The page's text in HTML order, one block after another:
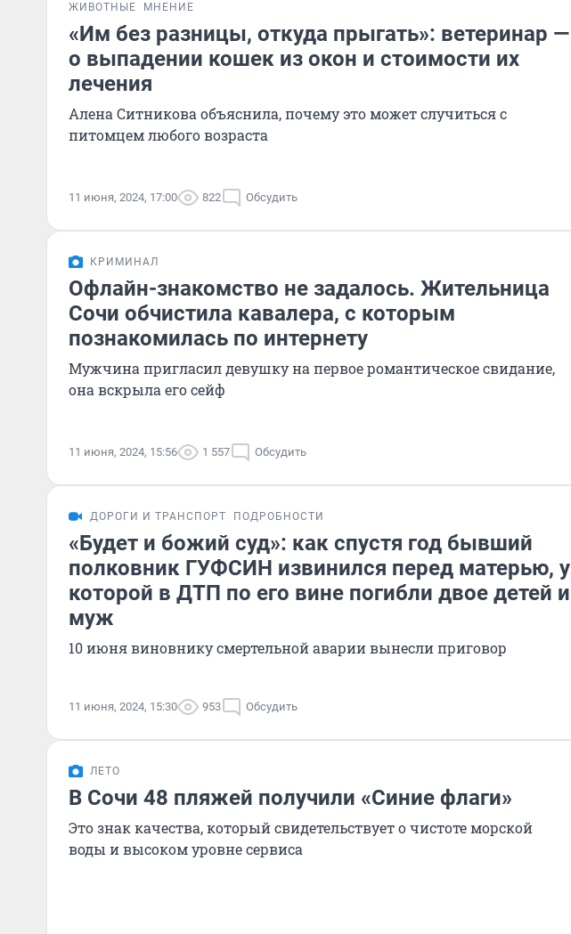
ЖИВОТНЫЕ МНЕНИЕ
«Им без разницы, откуда прыгать»: ветеринар —
о выпадении кошек из окон и стоимости их
лечения
Алена Ситникова объяснила, почему это может случиться с
питомцем любого возраста
11 июня, 2024, 17:00 822 Обсудить
КРИМИНАЛ
Офлайн-знакомство не задалось. Жительница
Сочи обчистила кавалера, с которым
познакомилась по интернету
Мужчина пригласил девушку на первое романтическое свидание,
она вскрыла его сейф
11 июня, 2024, 15:56 1 557 Обсудить
ДОРОГИ И ТРАНСПОРТ ПОДРОБНОСТИ
«Будет и божий суд»: как спустя год бывший
полковник ГУФСИН извинился перед матерью, у
которой в ДТП по его вине погибли двое детей и
муж
10 июня виновнику смертельной аварии вынесли приговор
11 июня, 2024, 15:30 953 Обсудить
ЛЕТО
В Сочи 48 пляжей получили «Синие флаги»
Это знак качества, который свидетельствует о чистоте морской
воды и высоком уровне сервиса